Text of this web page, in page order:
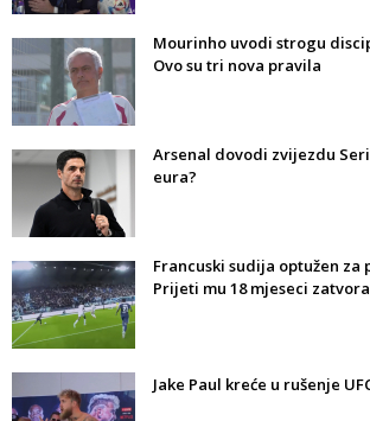
Mourinho uvodi strogu
Ovo su tri nova pravila
Arsenal dovodi zvijezdu
eura?
Francuski sudija optužen za
Prijeti mu 18 mjeseci zatvora
Jake Paul kreće u rušenje